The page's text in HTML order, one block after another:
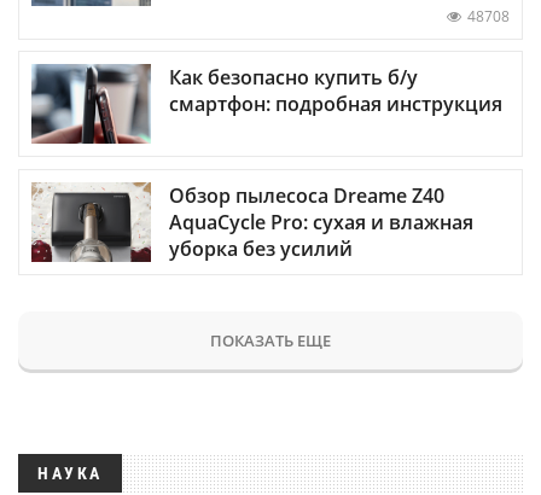
48708
Как безопасно купить б/у
смартфон: подробная инструкция
Обзор пылесоса Dreame Z40
AquaCycle Pro: сухая и влажная
уборка без усилий
ПОКАЗАТЬ ЕЩЕ
НАУКА